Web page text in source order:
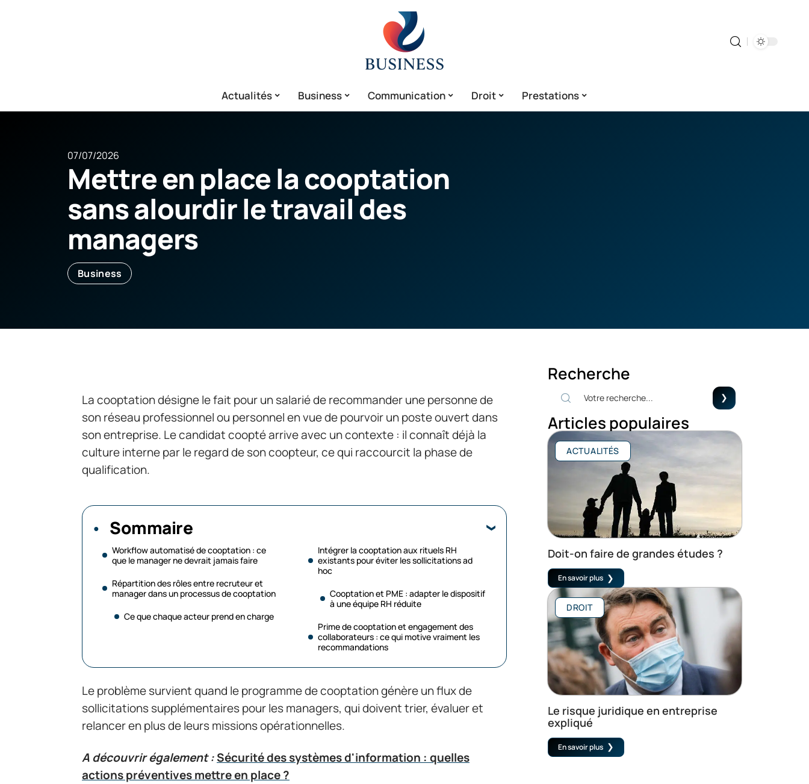
Actualités Business Communication Droit Prestations
07/07/2026
Mettre en place la cooptation
sans alourdir le travail des
managers
Business
La cooptation désigne le fait pour un salarié de recommander une personne de
son réseau professionnel ou personnel en vue de pourvoir un poste ouvert dans
son entreprise. Le candidat coopté arrive avec un contexte : il connaît déjà la
culture interne par le regard de son coopteur, ce qui raccourcit la phase de
qualification.
Sommaire
Workflow automatisé de cooptation : ce
que le manager ne devrait jamais faire
Répartition des rôles entre recruteur et
manager dans un processus de cooptation
Ce que chaque acteur prend en charge
Intégrer la cooptation aux rituels RH
existants pour éviter les sollicitations ad
hoc
Cooptation et PME : adapter le dispositif
à une équipe RH réduite
Prime de cooptation et engagement des
collaborateurs : ce qui motive vraiment les
recommandations
Le problème survient quand le programme de cooptation génère un flux de
sollicitations supplémentaires pour les managers, qui doivent trier, évaluer et
relancer en plus de leurs missions opérationnelles.
A découvrir également :Sécurité des systèmes d'information : quelles
actions préventives mettre en place ?
Recherche
Articles populaires
ACTUALITÉS
Doit-on faire de grandes études ?
En savoir plus
DROIT
Le risque juridique en entreprise
expliqué
En savoir plus